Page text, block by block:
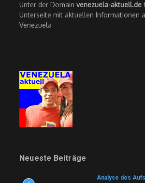
Unter der Domain venezuela-aktuell.de
Unterseite mit aktuellen Informationen
Venezuela
Neueste Beiträge
Analyse des